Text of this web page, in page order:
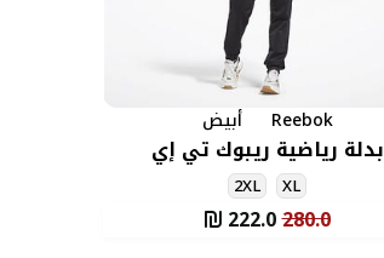
Reebok أبيض
بدلة رياضية ريبوك تي إي
XL
2XL
280.0
222.0